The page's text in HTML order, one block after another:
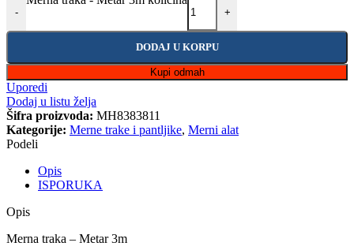
- +
DODAJ U KORPU
Kupi odmah
Uporedi
Dodaj u listu želja
Šifra proizvoda: MH8383811
Kategorije: Merne trake i pantljike, Merni alat
Podeli
Opis
ISPORUKA
Opis
Merna traka – Metar 3m